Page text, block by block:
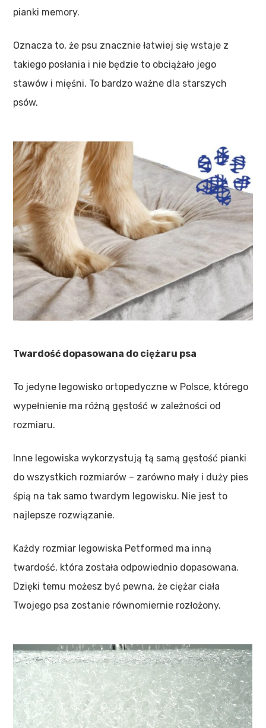
pianki memory.
Oznacza to, że psu znacznie łatwiej się wstaje z
takiego posłania i nie będzie to obciążało jego
stawów i mięśni. To bardzo ważne dla starszych
psów.
Twardość dopasowana do ciężaru psa
To jedyne legowisko ortopedyczne w Polsce, którego
wypełnienie ma różną gęstość w zależności od
rozmiaru.
Inne legowiska wykorzystują tą samą gęstość pianki
do wszystkich rozmiarów – zarówno mały i duży pies
śpią na tak samo twardym legowisku. Nie jest to
najlepsze rozwiązanie.
Każdy rozmiar legowiska Petformed ma inną
twardość, która została odpowiednio dopasowana.
Dzięki temu możesz być pewna, że ciężar ciała
Twojego psa zostanie równomiernie rozłożony.